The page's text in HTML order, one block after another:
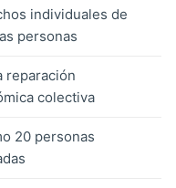
individuales de
personas
reparación
colectiva
20 personas